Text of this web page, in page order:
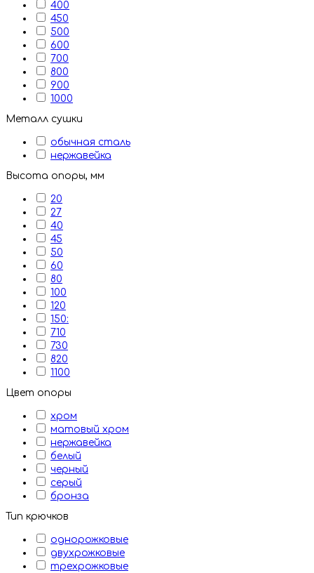
400
450
500
600
700
800
900
1000
Металл сушки
обычная сталь
нержавейка
Высота опоры, мм
20
27
40
45
50
60
80
100
120
150:
710
730
820
1100
Цвет опоры
хром
матовый хром
нержавейка
белый
черный
серый
бронза
Тип крючков
однорожковые
двухрожковые
трехрожковые